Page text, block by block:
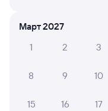
Март 2027
1
2 3
8 9 10
15 16 17